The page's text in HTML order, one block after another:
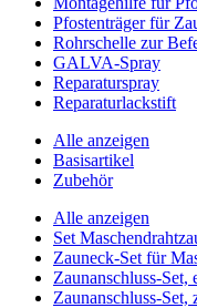
Pfostenträger für
Rohrschelle zur
GALVA-Spray
Reparaturspray
Reparaturlackstift
Alle anzeigen
Basisartikel
Zubehör
Alle anzeigen
Set
Zauneck-Set für
Zaunanschluss-
Zaunanschluss-